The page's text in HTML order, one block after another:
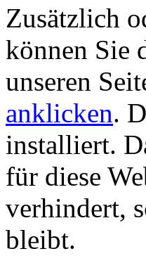
Zusätzlich
können Sie
unseren
anklicken.
installiert.
für diese
verhindert,
bleibt.